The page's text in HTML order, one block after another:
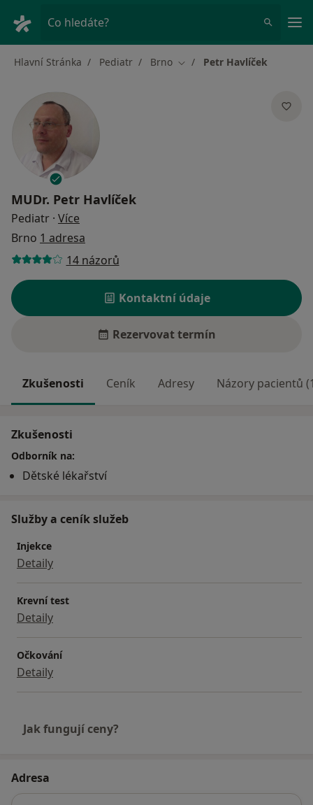
Co hledáte?
Hlavní Stránka Pediatr Brno Změna města
Petr Havlíček
MUDr. Petr Havlíček
Pediatr · Více
Brno 1 adresa
14 názorů
Kontaktní údaje
Rezervovat termín
Zkušenosti Ceník Adresy Názory pacientů
Zkušenosti
Odborník na:
Dětské lékařství
Služby a ceník služeb
Injekce
Detaily
Krevní test
Detaily
Očkování
Detaily
Jak fungují ceny?
Adresa